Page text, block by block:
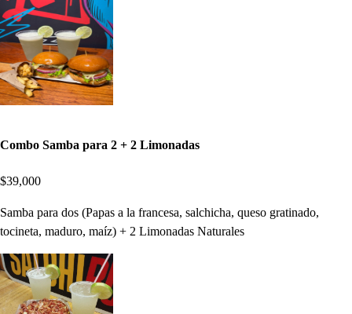
Combo Samba para 2 + 2 Limonadas
$39,000
Samba para dos (Papas a la francesa, salchicha, queso gratinado,
tocineta, maduro, maíz) + 2 Limonadas Naturales